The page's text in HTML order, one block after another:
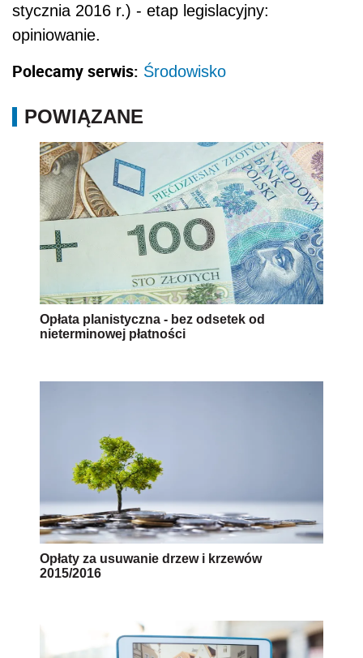
stycznia 2016 r.) - etap legislacyjny:
opiniowanie.
Polecamy serwis: Środowisko
POWIĄZANE
Opłata planistyczna - bez odsetek od
nieterminowej płatności
Opłaty za usuwanie drzew i krzewów
2015/2016